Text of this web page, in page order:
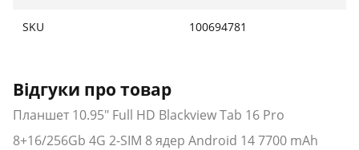
SKU 100694781
Відгуки про товар
Планшет 10.95" Full HD Blackview Tab 16 Pro
8+16/256Gb 4G 2-SIM 8 ядер Android 14 7700 mAh